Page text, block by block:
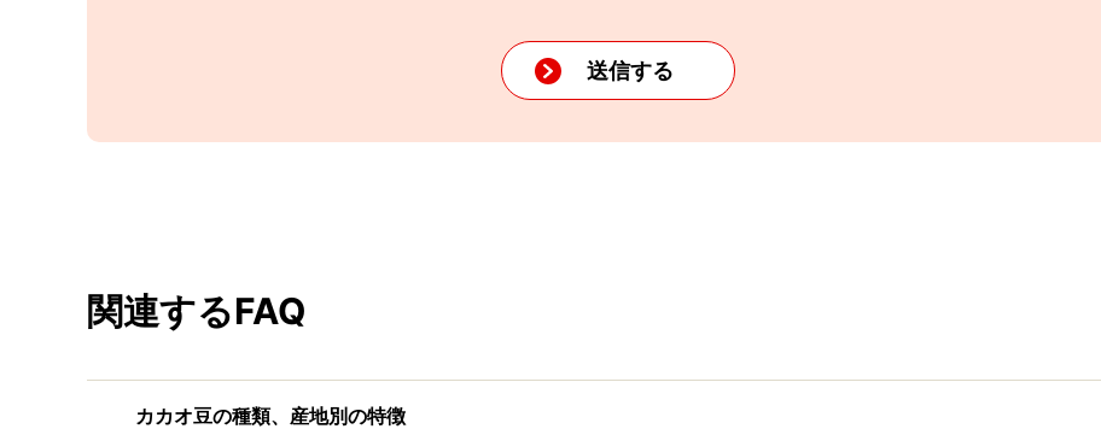
関連するFAQ
カカオ豆の種類、産地別の特徴